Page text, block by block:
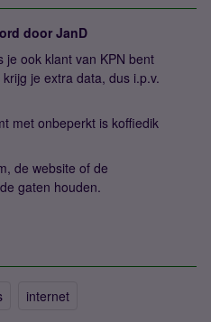
door JanD
je ook klant van KPN bent
je extra data, dus i.p.v.
met onbeperkt is koffiedik
de website of de
gaten houden.
internet